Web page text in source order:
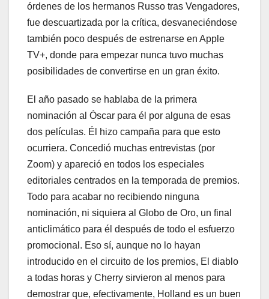
órdenes de los hermanos Russo tras Vengadores,
fue descuartizada por la crítica, desvaneciéndose
también poco después de estrenarse en Apple
TV+, donde para empezar nunca tuvo muchas
posibilidades de convertirse en un gran éxito.
El año pasado se hablaba de la primera
nominación al Óscar para él por alguna de esas
dos películas. Él hizo campaña para que esto
ocurriera. Concedió muchas entrevistas (por
Zoom) y apareció en todos los especiales
editoriales centrados en la temporada de premios.
Todo para acabar no recibiendo ninguna
nominación, ni siquiera al Globo de Oro, un final
anticlimático para él después de todo el esfuerzo
promocional. Eso sí, aunque no lo hayan
introducido en el circuito de los premios, El diablo
a todas horas y Cherry sirvieron al menos para
demostrar que, efectivamente, Holland es un buen